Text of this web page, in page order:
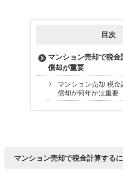
目次
マンション売却で税
償却が重要
マンション売却 税金
償却が何年かは重要
マンション売却で税金計算する